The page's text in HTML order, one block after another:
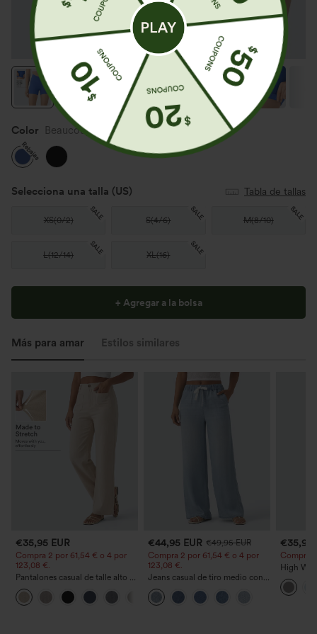
Color Beaucoup Blue
Rebajas
Selecciona una talla (US) Tabla de tallas
XS(0/2) SALE S(4/6) SALE M(8/10) SALE
L(12/14) SALE XL(16) SALE
+ Agregar a la bolsa
Más para amar Estilos similares
€35,95 EUR
Compra 2 por 61,54 € o 4 por
123,08 €.
Pantalones casual de talle alto y
pierna recta con tacto de lino y
bolsillos
€44,95 EUR €49,95 EUR
Compra 2 por 61,54 € o 4 por
123,08 €.
Jeans casual de tiro medio con
cordón y bolsillos
€35,95
Compra
High
Straight